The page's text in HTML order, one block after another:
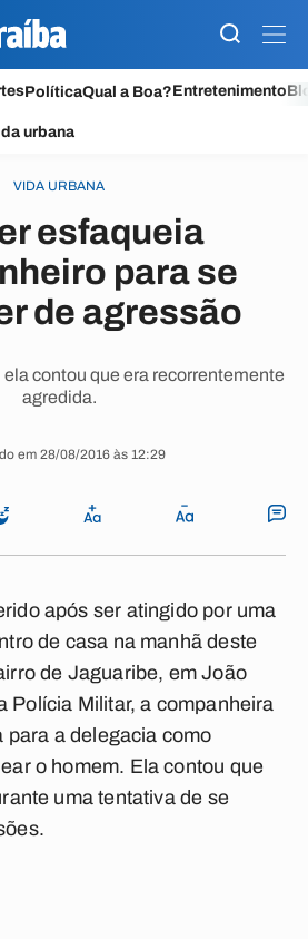
PolíticaQual a Boa?Entretenimento
urbana
VIDA URBANA
esfaqueia
para se
de agressão
ela contou que era recorrentemente
agredida.
em 28/08/2016 às 12:29
após ser atingido por uma
de casa na manhã deste
de Jaguaribe, em João
Polícia Militar, a companheira
para a delegacia como
o homem. Ela contou que
uma tentativa de se